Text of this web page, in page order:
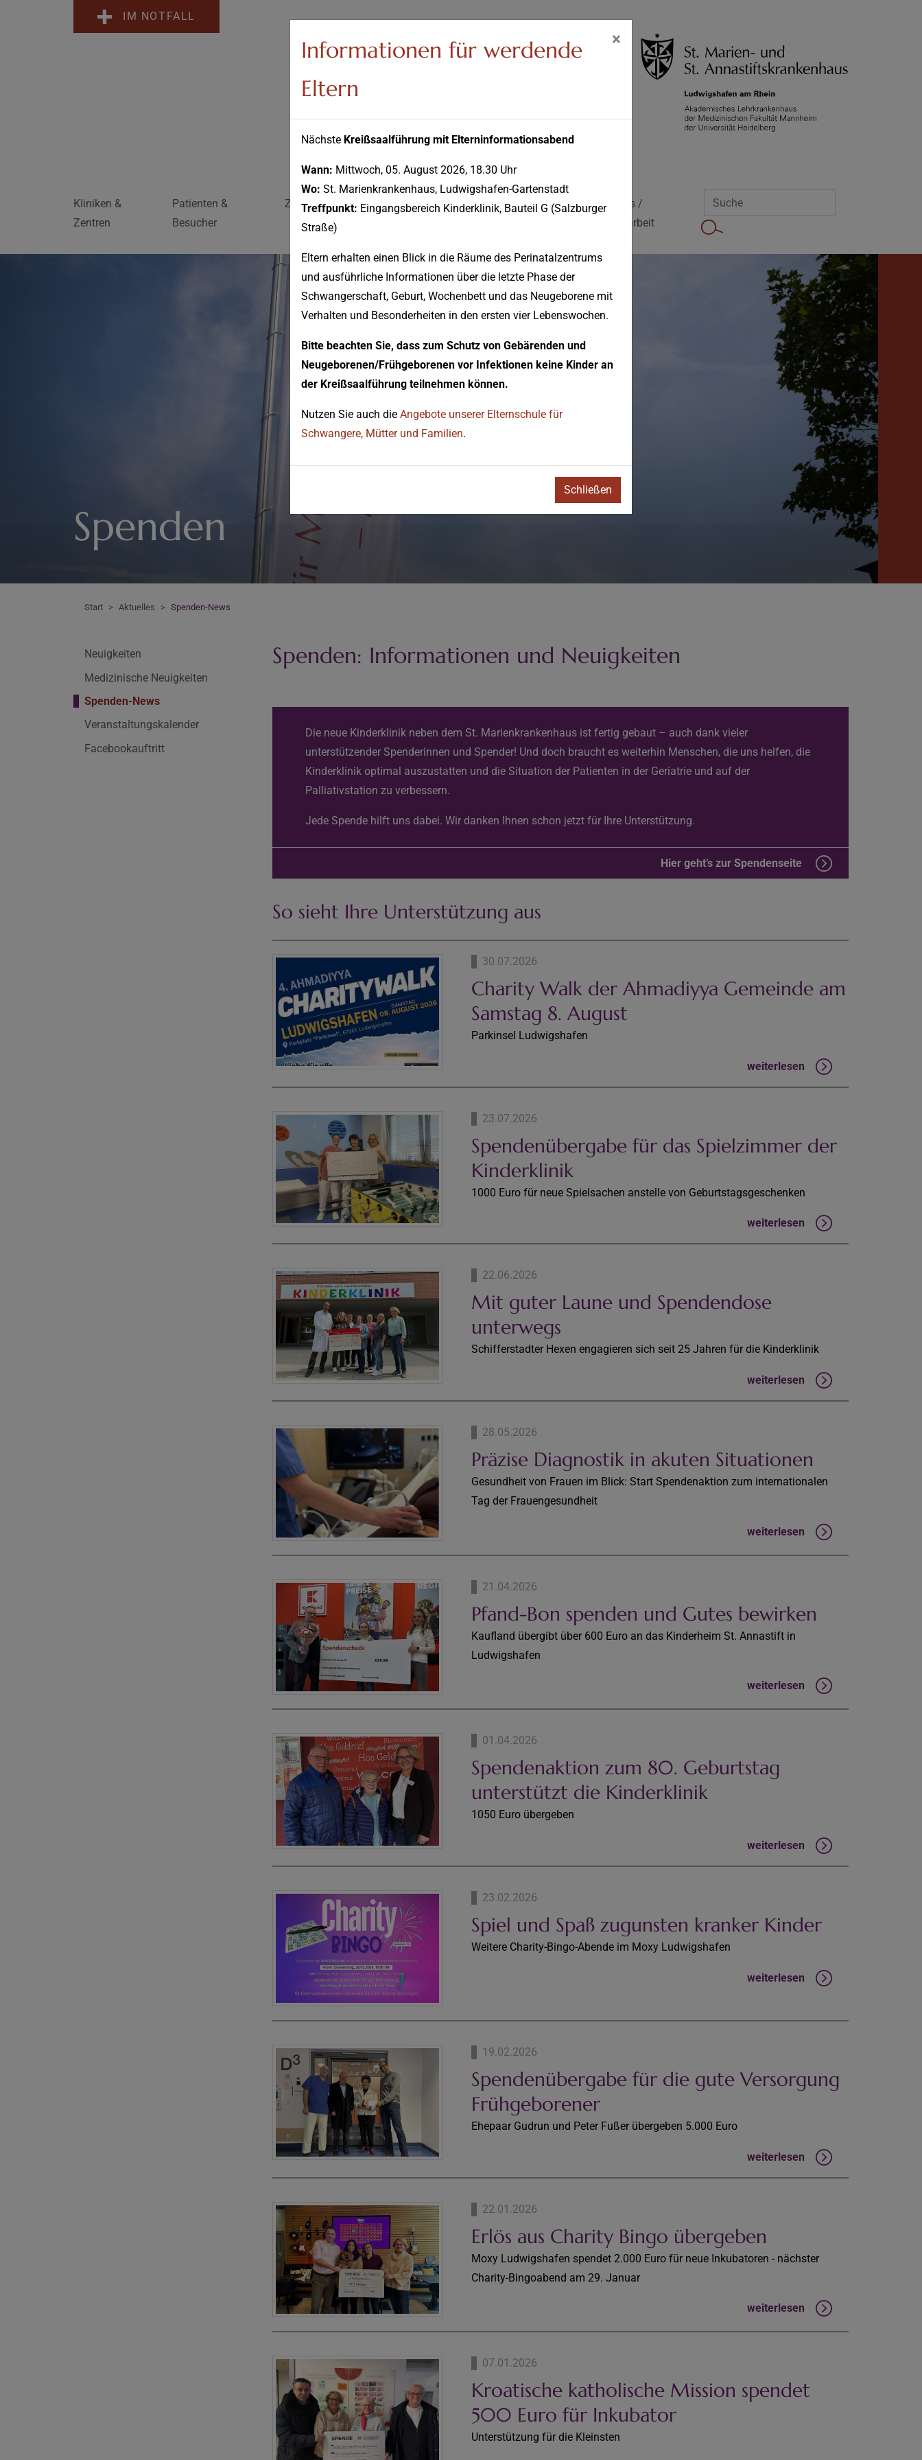
IM NOTFALL
Kliniken &
Zentren
Patienten &
Besucher
Zuweiser Pflege Pflegeschule Aktuelles
Über
Jobs /
Mitarbeit
Spenden
Start Aktuelles Spenden-News
Neuigkeiten
Medizinische Neuigkeiten
Spenden-News
Veranstaltungskalender
Facebookauftritt
Spenden: Informationen und Neuigkeiten
Die neue Kinderklinik neben dem St. Marienkrankenhaus ist fertig gebaut – auch dank vieler
unterstützender Spenderinnen und Spender! Und doch braucht es weiterhin Menschen, die uns helfen, die
Kinderklinik optimal auszustatten und die Situation der Patienten in der Geriatrie und auf der
Palliativstation zu verbessern.
Jede Spende hilft uns dabei. Wir danken Ihnen schon jetzt für Ihre Unterstützung.
Hier geht’s zur Spendenseite
So sieht Ihre Unterstützung aus
30.07.2026
Charity Walk der Ahmadiyya Gemeinde am
Samstag 8. August
Parkinsel Ludwigshafen
weiterlesen
23.07.2026
Spendenübergabe für das Spielzimmer der
Kinderklinik
1000 Euro für neue Spielsachen anstelle von Geburtstagsgeschenken
weiterlesen
22.06.2026
Mit guter Laune und Spendendose
unterwegs
Schifferstadter Hexen engagieren sich seit 25 Jahren für die Kinderklinik
weiterlesen
28.05.2026
Präzise Diagnostik in akuten Situationen
Gesundheit von Frauen im Blick: Start Spendenaktion zum internationalen
Tag der Frauengesundheit
weiterlesen
21.04.2026
Pfand-Bon spenden und Gutes bewirken
Kaufland übergibt über 600 Euro an das Kinderheim St. Annastift in
Ludwigshafen
weiterlesen
01.04.2026
Spendenaktion zum 80. Geburtstag
unterstützt die Kinderklinik
1050 Euro übergeben
weiterlesen
23.02.2026
Spiel und Spaß zugunsten kranker Kinder
Weitere Charity-Bingo-Abende im Moxy Ludwigshafen
weiterlesen
19.02.2026
Spendenübergabe für die gute Versorgung
Frühgeborener
Ehepaar Gudrun und Peter Fußer übergeben 5.000 Euro
weiterlesen
22.01.2026
Erlös aus Charity Bingo übergeben
Moxy Ludwigshafen spendet 2.000 Euro für neue Inkubatoren - nächster
Charity-Bingoabend am 29. Januar
weiterlesen
07.01.2026
Kroatische katholische Mission spendet
500 Euro für Inkubator
Unterstützung für die Kleinsten
Informationen für werdende
Eltern
×
Nächste Kreißsaalführung mit Elterninformationsabend
Wann: Mittwoch, 05. August 2026, 18.30 Uhr
Wo: St. Marienkrankenhaus, Ludwigshafen-Gartenstadt
Treffpunkt: Eingangsbereich Kinderklinik, Bauteil G (Salzburger
Straße)
Eltern erhalten einen Blick in die Räume des Perinatalzentrums
und ausführliche Informationen über die letzte Phase der
Schwangerschaft, Geburt, Wochenbett und das Neugeborene mit
Verhalten und Besonderheiten in den ersten vier Lebenswochen.
Bitte beachten Sie, dass zum Schutz von Gebärenden und
Neugeborenen/Frühgeborenen vor Infektionen keine Kinder an
der Kreißsaalführung teilnehmen können.
Nutzen Sie auch die Angebote unserer Elternschule für
Schwangere, Mütter und Familien.
Schließen